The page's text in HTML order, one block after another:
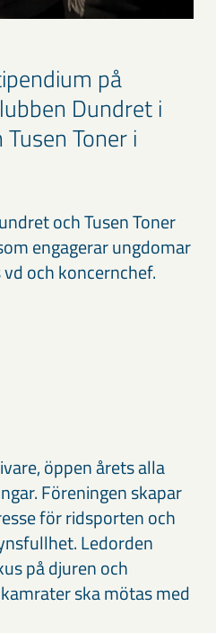
på
Dundret i
Toner i
och Tusen Toner
engagerar ungdomar
och koncernchef.
öppen årets alla
Föreningen skapar
för ridsporten och
Ledorden
på djuren och
ska mötas med